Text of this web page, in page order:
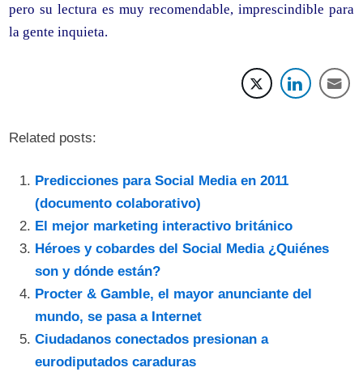
pero su lectura es muy recomendable, imprescindible para
la gente inquieta.
Related posts:
Predicciones para Social Media en 2011
(documento colaborativo)
El mejor marketing interactivo británico
Héroes y cobardes del Social Media ¿Quiénes
son y dónde están?
Procter & Gamble, el mayor anunciante del
mundo, se pasa a Internet
Ciudadanos conectados presionan a
eurodiputados caraduras